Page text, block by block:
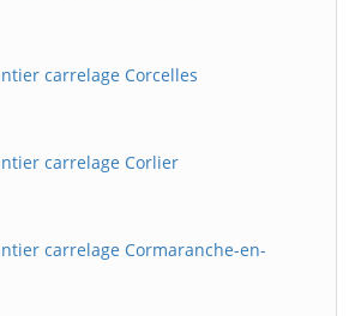
carrelage Corcelles
carrelage Corlier
carrelage Cormaranche-en-